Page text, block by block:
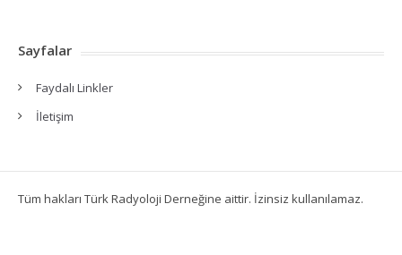
Sayfalar
Faydalı Linkler
İletişim
Tüm hakları Türk Radyoloji Derneğine aittir. İzinsiz kullanılamaz.